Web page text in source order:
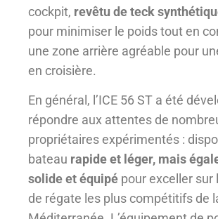
cockpit, revêtu de teck
pour minimiser le poids tout en
une zone arrière agréable pour
en croisière.
En général, l’ICE 56 ST a été
répondre aux attentes de
propriétaires expérimentés :
bateau rapide et léger, mais
solide et équipé pour exceller sur
de régate les plus compétitifs de